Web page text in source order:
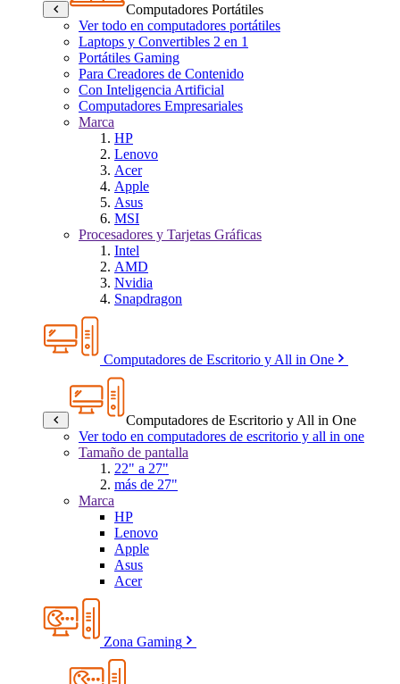
Computadores Portátiles
Ver todo en computadores portátiles
Laptops y Convertibles 2 en 1
Portátiles Gaming
Para Creadores de Contenido
Con Inteligencia Artificial
Computadores Empresariales
Marca
HP
Lenovo
Acer
Apple
Asus
MSI
Procesadores y Tarjetas Gráficas
Intel
AMD
Nvidia
Snapdragon
Computadores de Escritorio y All in One
Computadores de Escritorio y All in One
Ver todo en computadores de escritorio y all in one
Tamaño de pantalla
22" a 27"
más de 27"
Marca
HP
Lenovo
Apple
Asus
Acer
Zona Gaming